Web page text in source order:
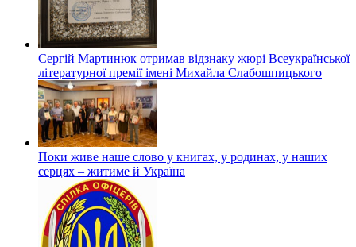
Сергій Мартинюк отримав відзнаку жюрі Всеукраїнської
літературної премії імені Михайла Слабошпицького
Поки живе наше слово у книгах, у родинах, у наших
серцях – житиме й Україна